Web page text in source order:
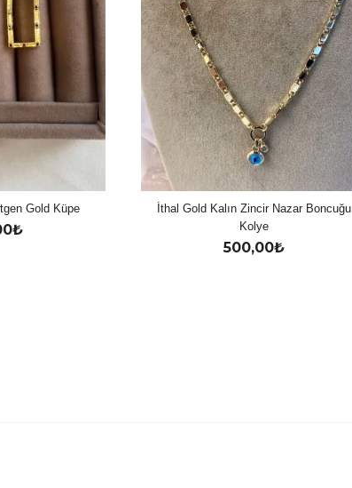
Gold Küpe
₺
İthal Gold Kalın Zincir Nazar Boncuğu
Kolye
500,00₺